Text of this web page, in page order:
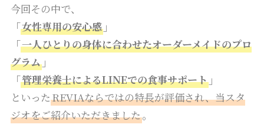
今回その中で、
「女性専用の安心感」
「一人ひとりの身体に合わせたオーダーメイドのプロ
グラム」
「管理栄養士によるLINEでの食事サポート」
といったREVIAならではの特長が評価され、当スタ
ジオをご紹介いただきました。